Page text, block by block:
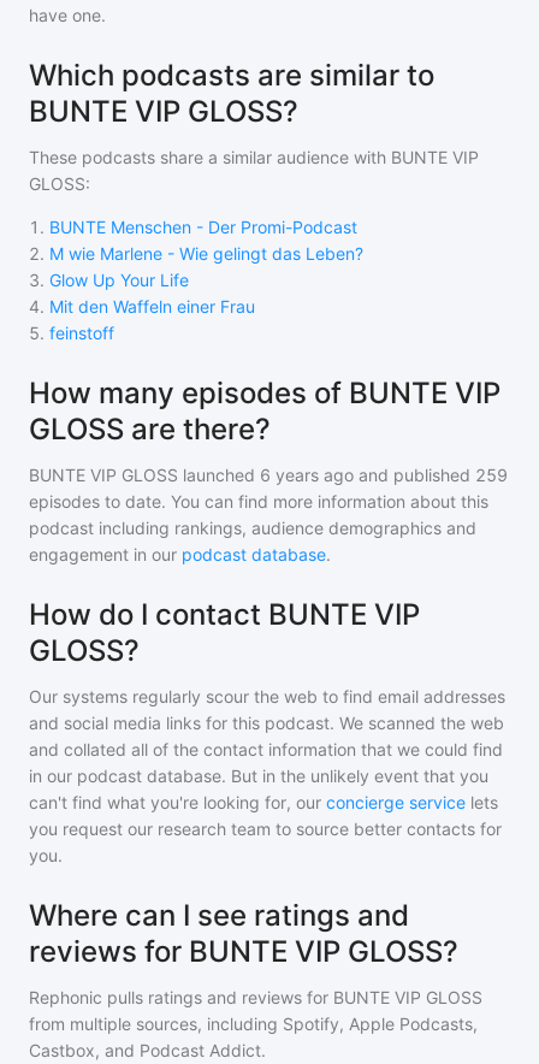
have one.
Which podcasts are similar to
BUNTE VIP GLOSS?
These podcasts share a similar audience with BUNTE VIP
GLOSS:
1 . BUNTE Menschen - Der Promi-Podcast
2. M wie Marlene - Wie gelingt das Leben?
3. Glow Up Your Life
4. Mit den Waffeln einer Frau
5. feinstoff
How many episodes of BUNTE VIP
GLOSS are there?
BUNTE VIP GLOSS launched 6 years ago and published 259
episodes to date. You can find more information about this
podcast including rankings, audience demographics and
engagement in our podcast database.
How do I contact BUNTE VIP
GLOSS?
Our systems regularly scour the web to find email addresses
and social media links for this podcast. We scanned the web
and collated all of the contact information that we could find
in our podcast database. But in the unlikely event that you
can't find what you're looking for, our concierge service lets
you request our research team to source better contacts for
you.
Where can I see ratings and
reviews for BUNTE VIP GLOSS?
Rephonic pulls ratings and reviews for BUNTE VIP GLOSS
from multiple sources, including Spotify, Apple Podcasts,
Castbox, and Podcast Addict.